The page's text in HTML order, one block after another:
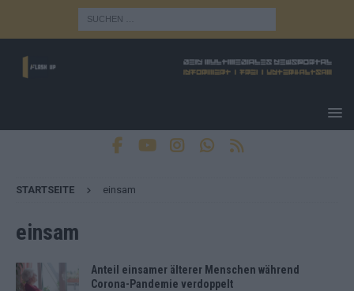
STARTSEITE einsam
einsam
Anteil einsamer älterer Menschen während
Corona-Pandemie verdoppelt